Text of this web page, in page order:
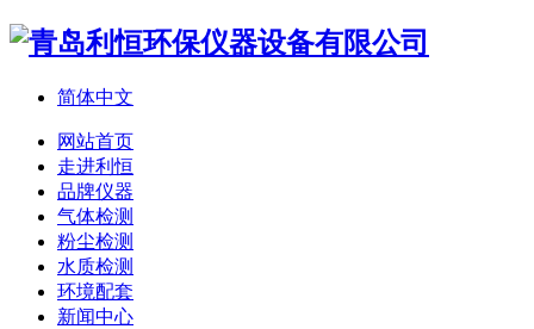
简体中文
网站首页
走进利恒
品牌仪器
气体检测
粉尘检测
水质检测
环境配套
新闻中心